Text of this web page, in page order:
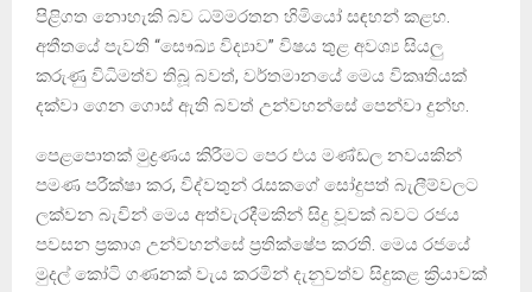
පිළිගත නොහැකි බව ධම්මරතන හිමියෝ සඳහන් කළහ.
අතීතයේ පැවති “සෞඛ්‍ය විද්‍යාව” විෂය තුළ අවශ්‍ය සියලු
කරුණු විධිමත්ව තිබූ බවත්, වර්තමානයේ මෙය විකෘතියක්
දක්වා ගෙන ගොස් ඇති බවත් උන්වහන්සේ පෙන්වා දුන්හ.
පෙළපොතක් මුද්‍රණය කිරීමට පෙර එය මණ්ඩල නවයකින්
පමණ පරීක්ෂා කර, විද්වතුන් රැසකගේ සෝදුපත් බැලීම්වලට
ලක්වන බැවින් මෙය අත්වැරදීමකින් සිදු වූවක් බවට රජය
පවසන ප්‍රකාශ උන්වහන්සේ ප්‍රතික්ෂේප කරති. මෙය රජයේ
මුදල් කෝටි ගණනක් වැය කරමින් දැනුවත්ව සිදුකළ ක්‍රියාවක්